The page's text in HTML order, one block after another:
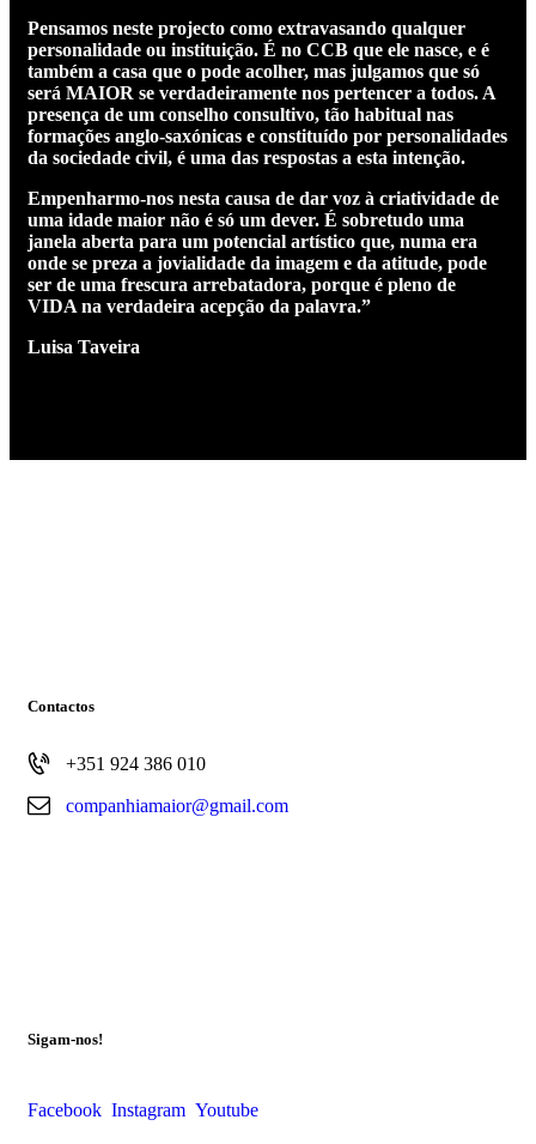
Pensamos neste projecto como extravasando qualquer
personalidade ou instituição. É no CCB que ele nasce, e é
também a casa que o pode acolher, mas julgamos que só
será MAIOR se verdadeiramente nos pertencer a todos. A
presença de um conselho consultivo, tão habitual nas
formações anglo-saxónicas e constituído por personalidades
da sociedade civil, é uma das respostas a esta intenção.
Empenharmo-nos nesta causa de dar voz à criatividade de
uma idade maior não é só um dever. É sobretudo uma
janela aberta para um potencial artístico que, numa era
onde se preza a jovialidade da imagem e da atitude, pode
ser de uma frescura arrebatadora, porque é pleno de
VIDA na verdadeira acepção da palavra.”
Luisa Taveira
Contactos
+351 924 386 010
companhiamaior@gmail.com
Sigam-nos!
Facebook Instagram Youtube